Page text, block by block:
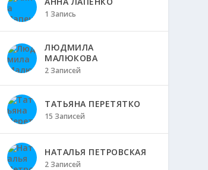
1 Запись
ЛЮДМИЛА
МАЛЮКОВА
2 Записей
ТАТЬЯНА ПЕРЕТЯТКО
15 Записей
НАТАЛЬЯ ПЕТРОВСКАЯ
2 Записей